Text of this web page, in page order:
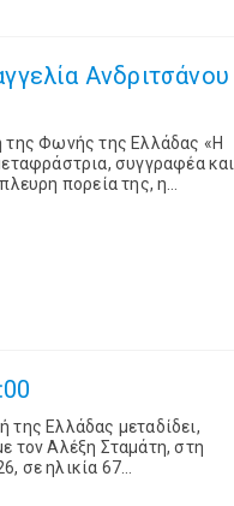
Ανδριτσάνου
της Φωνής της Ελλάδας «Η
συγγραφέα και
πορεία της, η
Ελλάδας μεταδίδει,
τον Αλέξη Σταμάτη, στη
σε ηλικία 67